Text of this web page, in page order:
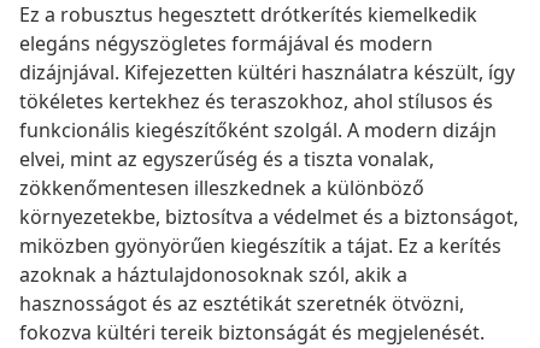
Ez a robusztus hegesztett drótkerítés kiemelkedik
elegáns négyszögletes formájával és modern
dizájnjával. Kifejezetten kültéri használatra készült, így
tökéletes kertekhez és teraszokhoz, ahol stílusos és
funkcionális kiegészítőként szolgál. A modern dizájn
elvei, mint az egyszerűség és a tiszta vonalak,
zökkenőmentesen illeszkednek a különböző
környezetekbe, biztosítva a védelmet és a biztonságot,
miközben gyönyörűen kiegészítik a tájat. Ez a kerítés
azoknak a háztulajdonosoknak szól, akik a
hasznosságot és az esztétikát szeretnék ötvözni,
fokozva kültéri tereik biztonságát és megjelenését.